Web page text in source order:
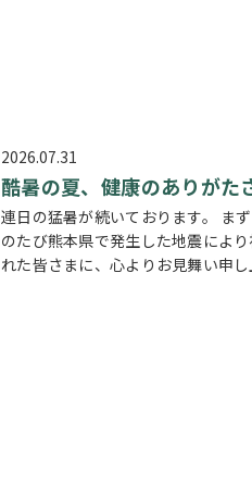
2026.07.31
酷暑の夏、健康のありがた
連日の猛暑が続いております。 ま
のたび熊本県で発生した地震によ
れた皆さまに、心よりお見舞い申